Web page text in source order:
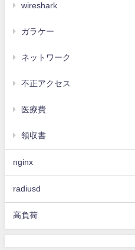
wireshark
ガラケー
ネットワーク
不正アクセス
医療費
領収書
nginx
radiusd
高負荷